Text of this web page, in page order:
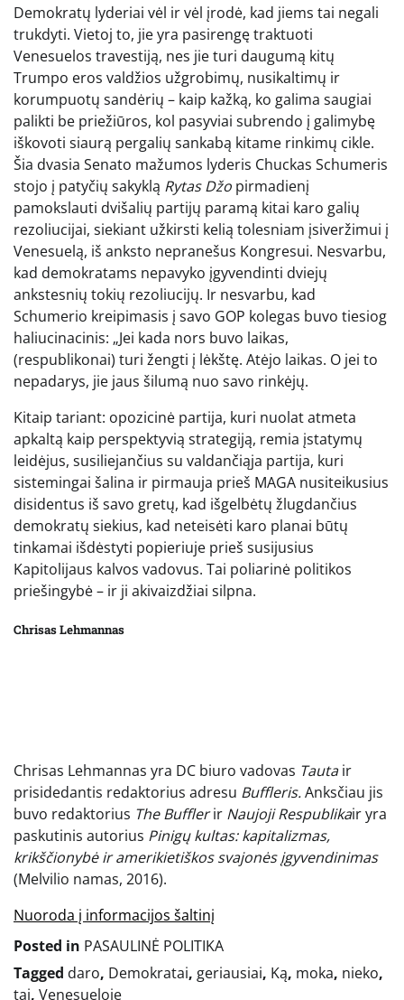
Demokratų lyderiai vėl ir vėl įrodė, kad jiems tai negali
trukdyti. Vietoj to, jie yra pasirengę traktuoti
Venesuelos travestiją, nes jie turi daugumą kitų
Trumpo eros valdžios užgrobimų, nusikaltimų ir
korumpuotų sandėrių – kaip kažką, ko galima saugiai
palikti be priežiūros, kol pasyviai subrendo į galimybę
iškovoti siaurą pergalių sankabą kitame rinkimų cikle.
Šia dvasia Senato mažumos lyderis Chuckas Schumeris
stojo į patyčių sakyklą Rytas Džo pirmadienį
pamokslauti dvišalių partijų paramą kitai karo galių
rezoliucijai, siekiant užkirsti kelią tolesniam įsiveržimui į
Venesuelą, iš anksto nepranešus Kongresui. Nesvarbu,
kad demokratams nepavyko įgyvendinti dviejų
ankstesnių tokių rezoliucijų. Ir nesvarbu, kad
Schumerio kreipimasis į savo GOP kolegas buvo tiesiog
haliucinacinis: „Jei kada nors buvo laikas,
(respublikonai) turi žengti į lėkštę. Atėjo laikas. O jei to
nepadarys, jie jaus šilumą nuo savo rinkėjų.
Kitaip tariant: opozicinė partija, kuri nuolat atmeta
apkaltą kaip perspektyvią strategiją, remia įstatymų
leidėjus, susiliejančius su valdančiąja partija, kuri
sistemingai šalina ir pirmauja prieš MAGA nusiteikusius
disidentus iš savo gretų, kad išgelbėtų žlugdančius
demokratų siekius, kad neteisėti karo planai būtų
tinkamai išdėstyti popieriuje prieš susijusius
Kapitolijaus kalvos vadovus. Tai poliarinė politikos
priešingybė – ir ji akivaizdžiai silpna.
Chrisas Lehmannas
Chrisas Lehmannas yra DC biuro vadovas Tautair
prisidedantis redaktorius adresu Buffleris.Anksčiau jis
buvo redaktorius The Bufflerir Naujoji Respublikair yra
paskutinis autorius Pinigų kultas: kapitalizmas,
krikščionybė ir amerikietiškos svajonės įgyvendinimas
(Melvilio namas, 2016).
Nuoroda į informacijos šaltinį
Posted in PASAULINĖ POLITIKA
Tagged daro, Demokratai, geriausiai, Ką, moka, nieko,
tai, Venesueloje